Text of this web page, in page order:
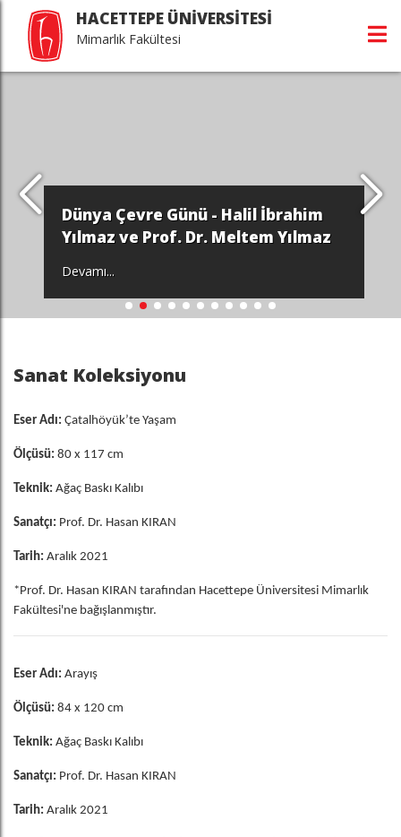
HACETTEPE ÜNİVERSİTESİ
Mimarlık Fakültesi
Dünya Çevre Günü - Halil İbrahim
Yılmaz ve Prof. Dr. Meltem Yılmaz
Devamı...
Sanat Koleksiyonu
Eser Adı: Çatalhöyük’te Yaşam
Ölçüsü: 80 x 117 cm
Teknik: Ağaç Baskı Kalıbı
Sanatçı: Prof. Dr. Hasan KIRAN
Tarih: Aralık 2021
*Prof. Dr. Hasan KIRAN tarafından Hacettepe Üniversitesi Mimarlık
Fakültesi'ne bağışlanmıştır.
Eser Adı: Arayış
Ölçüsü: 84 x 120 cm
Teknik: Ağaç Baskı Kalıbı
Sanatçı: Prof. Dr. Hasan KIRAN
Tarih: Aralık 2021